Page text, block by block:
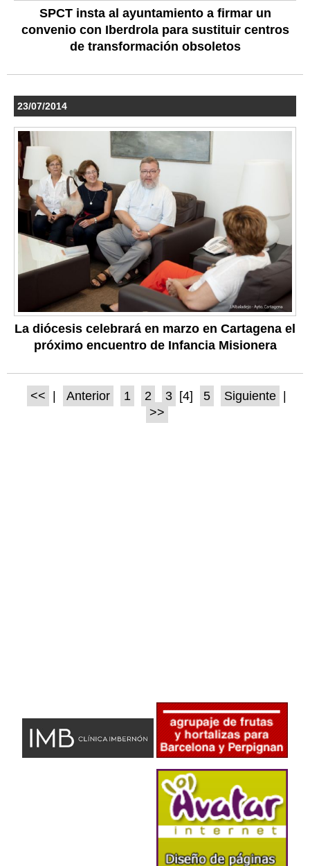
SPCT insta al ayuntamiento a firmar un
convenio con Iberdrola para sustituir centros
de transformación obsoletos
23/07/2014
La diócesis celebrará en marzo en Cartagena el
próximo encuentro de Infancia Misionera
<< | Anterior 1 2 3 [4] 5 Siguiente |
>>